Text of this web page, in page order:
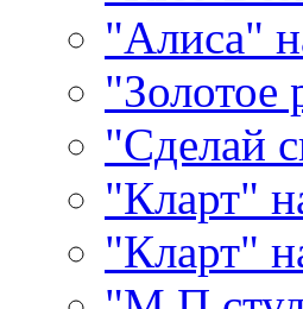
"Алиса"
"Сделай
"Кларт"
"Кларт"